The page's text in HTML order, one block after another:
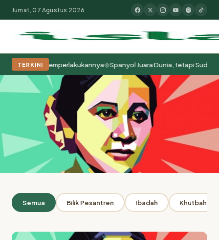
Populer:Moderasi BeragamaKhutbah JumatPesantrenTokoh
Jumat, 07 Agustus 2026
TERKINI
Kita Memperlakukannya◆Spanyol Juara Dunia, tetapi Sudah
ARSIP
Penulis: Tajul Muluk
Pemimpin Majlis Shalawat al-Intifa' dan Dosen Sekolah Tinggi
Semua Bilik Pesantren Ibadah Khutbah